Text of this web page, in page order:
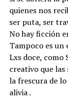
quienes nos
ser puta, ser
No hay ficción
Tampoco es un
Lxs doce,
creativo que
la frescura de
alivia .